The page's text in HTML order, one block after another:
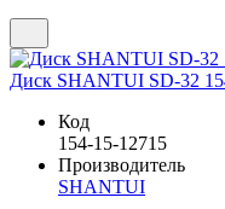
Диск SHANTUI SD-32
Код
154-15-12715
Производитель
SHANTUI